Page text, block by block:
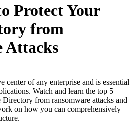
Protect Your
from
Attacks
center of any enterprise and is essential
Watch and learn the top 5
from ransomware attacks and
on how you can comprehensively